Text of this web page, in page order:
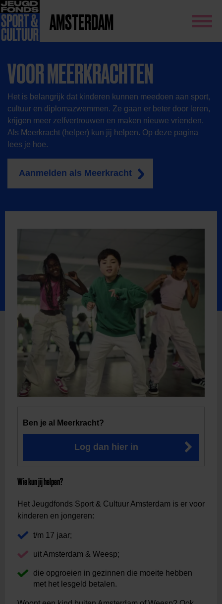
AMSTERDAM
VOOR MEERKRACHTEN
Het is belangrijk dat kinderen kunnen meedoen aan sport,
cultuur en diplomazwemmen. Ze gaan er beter door leren,
krijgen meer zelfvertrouwen en maken nieuwe vrienden.
Als Meerkracht (helper) kun jij helpen. Op deze pagina
lees je hoe.
Aanmelden als Meerkracht
Ben je al Meerkracht?
Log dan hier in
Wie kun jij helpen?
Het Jeugdfonds Sport & Cultuur Amsterdam is er voor
kinderen en jongeren:
t/m 17 jaar;
uit Amsterdam & Weesp;
die opgroeien in gezinnen die moeite hebben
met het lesgeld betalen.